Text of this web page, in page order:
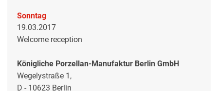
Sonntag
19.03.2017
Welcome reception
Königliche Porzellan-Manufaktur Berlin GmbH
Wegelystraße 1,
D - 10623 Berlin